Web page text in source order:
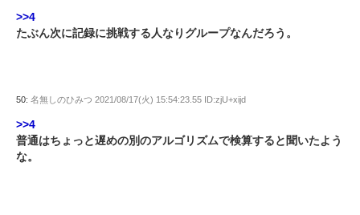
>>4
たぶん次に記録に挑戦する人なりグループなんだろう。
50: 名無しのひみつ 2021/08/17(火) 15:54:23.55 ID:zjU+xijd
>>4
普通はちょっと遅めの別のアルゴリズムで検算すると聞いたよう
な。